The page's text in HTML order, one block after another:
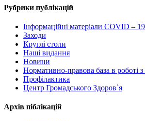
Рубрики публікацій
Інформаційні матеріали COVID – 19
Заходи
Круглі столи
Наші видання
Новини
Нормативно-правова база в роботі
Профілактика
Центр Громадського Здоров`я
Архів піблікацій